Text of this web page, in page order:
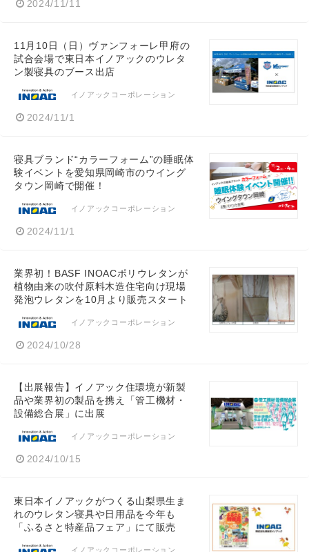
2024/11/11
11月10日（日）ヴァンフォーレ甲府の
試合会場で東日本イノアックのウレタ
ン製寝具のブース出店
イノアックコーポレーション
2024/11/1
寝具ブランド“カラーフォーム”の睡眠体
験イベントを愛知県岡崎市のウイング
タウン岡崎で開催！
イノアックコーポレーション
2024/11/1
業界初！BASF INOACポリウレタンが
植物由来の吹付原料木造住宅向け現場
発泡ウレタンを10月より販売スタート
イノアックコーポレーション
2024/10/28
【出展報告】イノアック住環境が新製
品や業界初の製品を携え「管工機材・
設備総合展」に出展
イノアックコーポレーション
2024/10/15
東日本イノアックがつくる山梨県生ま
れのウレタン寝具や日用品を今年も
「ふるさと特産品フェア」にて販売
イノアックコーポレーション